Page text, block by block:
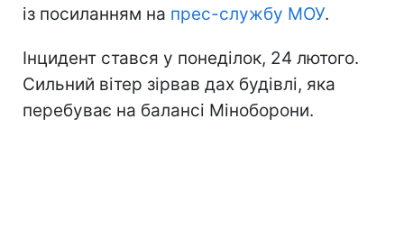
із посиланням на прес-службу МОУ.
Інцидент стався у понеділок, 24 лютого.
Сильний вітер зірвав дах будівлі, яка
перебуває на балансі Міноборони.